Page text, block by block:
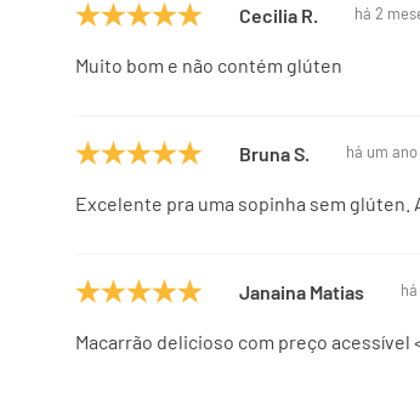
Cecilia R. há 2
Muito bom e não contém glúten
Bruna S. há um ano
Excelente pra uma sopinha sem glúten.
Janaina Matias
Macarrão delicioso com preço acessível